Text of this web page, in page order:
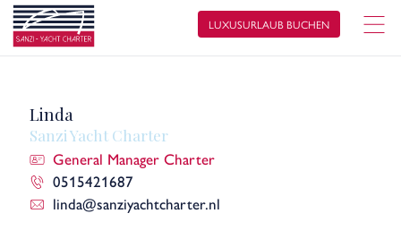
LUXUSURLAUB BUCHEN
Linda
Sanzi Yacht Charter
General Manager Charter
0515421687
linda@sanziyachtcharter.nl